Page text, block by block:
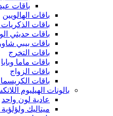
باقات
باقات الهالويين
باقات
باقات حديثي
باقات بيبي شاور
باقات التخرج
باقات ماما وبابا
باقات الزواج
باقات
بالونات الهيليوم
عادية لون واحد
ميتاليك